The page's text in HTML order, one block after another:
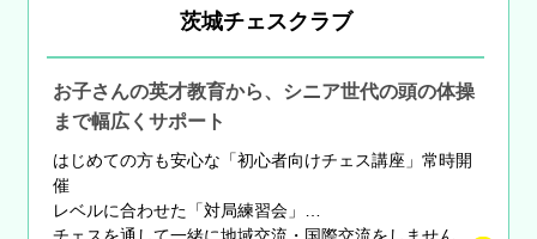
茨城チェスクラブ
お子さんの英才教育から、シニア世代の頭の体操
まで幅広くサポート
はじめての方も安心な 「初心者向けチェス講座」常時開
催
レベルに合わせた「対局練習会」